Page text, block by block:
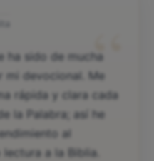
“
ha sido de mucha
mi devocional. Me
rápida y clara cada
la Palabra; así he
al
a la Biblia.